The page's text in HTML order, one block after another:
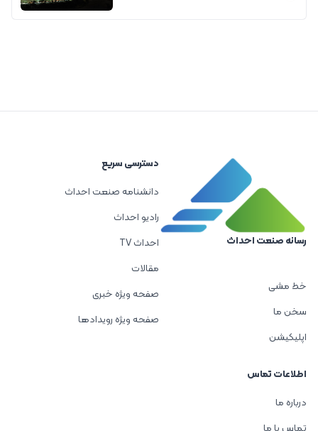
رسانه صنعت احداث
خط مشی
سخن ما
اپلیکیشن
دسترسی سریع
دانشنامه صنعت احداث
رادیو احداث
احداث TV
مقالات
صفحه ویژه خبری
صفحه ویژه رویدادها
اطلاعات تماس
درباره ما